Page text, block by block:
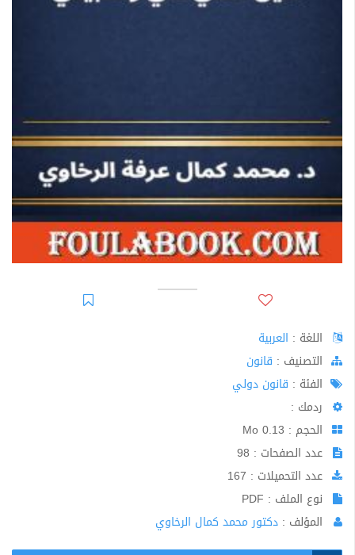
اللغة : العربية
اﻟﺘﺼﻨﻴﻒ : قانون
الفئة : قانون دولي
ردمك :
الحجم : 0.13 Mo
عدد الصفحات : 98
عدد التحميلات : 167
نوع الملف : PDF
المؤلف : دكتور محمد كمال الرخاوي